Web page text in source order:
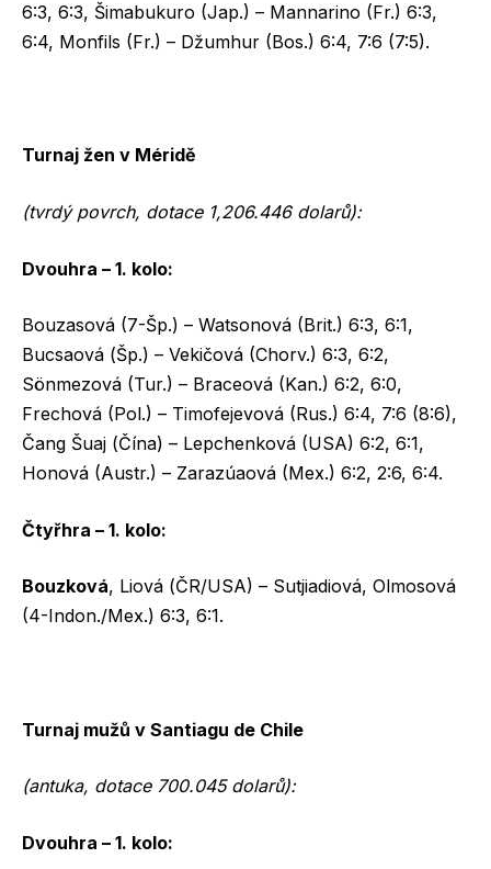
6:3, 6:3, Šimabukuro (Jap.) – Mannarino (Fr.) 6:3,
6:4, Monfils (Fr.) – Džumhur (Bos.) 6:4, 7:6 (7:5).
Turnaj žen v Méridě
(tvrdý povrch, dotace 1,206.446 dolarů):
Dvouhra – 1. kolo:
Bouzasová (7-Šp.) – Watsonová (Brit.) 6:3, 6:1,
Bucsaová (Šp.) – Vekičová (Chorv.) 6:3, 6:2,
Sönmezová (Tur.) – Braceová (Kan.) 6:2, 6:0,
Frechová (Pol.) – Timofejevová (Rus.) 6:4, 7:6 (8:6),
Čang Šuaj (Čína) – Lepchenková (USA) 6:2, 6:1,
Honová (Austr.) – Zarazúaová (Mex.) 6:2, 2:6, 6:4.
Čtyřhra – 1. kolo:
Bouzková, Liová (ČR/USA) – Sutjiadiová, Olmosová
(4-Indon./Mex.) 6:3, 6:1.
Turnaj mužů v Santiagu de Chile
(antuka, dotace 700.045 dolarů):
Dvouhra – 1. kolo: